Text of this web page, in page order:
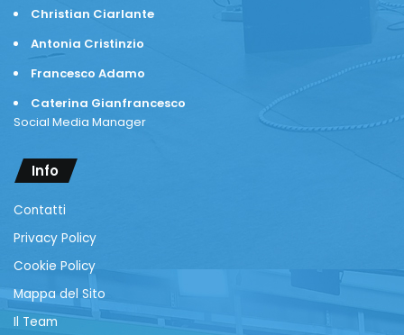
Christian Ciarlante
Antonia Cristinzio
Francesco Adamo
Caterina Gianfrancesco
Social Media Manager
Info
Contatti
Privacy Policy
Cookie Policy
Mappa del Sito
Il Team